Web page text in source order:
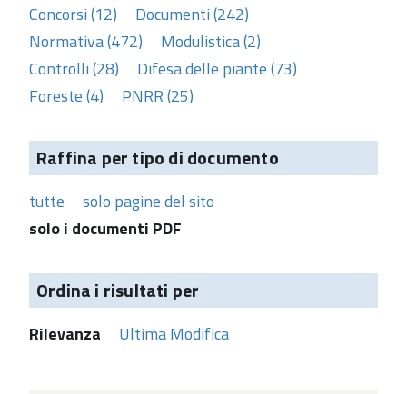
Concorsi (12)
Documenti (242)
Normativa (472)
Modulistica (2)
Controlli (28)
Difesa delle piante (73)
Foreste (4)
PNRR (25)
Raffina per tipo di documento
tutte
solo pagine del sito
solo i documenti PDF
Ordina i risultati per
Rilevanza Ultima Modifica